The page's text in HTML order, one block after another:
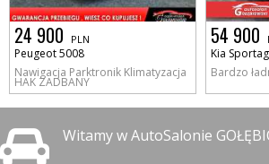
24 900 PLN
Peugeot 5008
Nawigacja Parktronik Klimatyzacja
HAK ZADBANY
54 900
Kia
Bardzo
Witamy w AutoSalonie